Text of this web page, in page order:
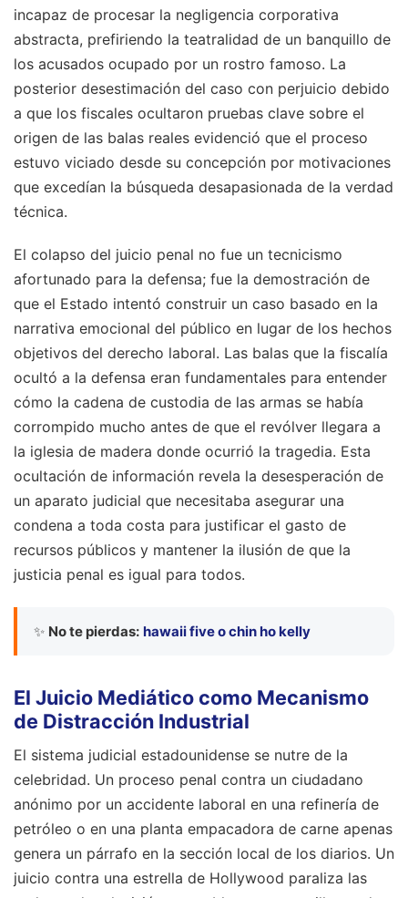
incapaz de procesar la negligencia corporativa
abstracta, prefiriendo la teatralidad de un banquillo de
los acusados ocupado por un rostro famoso. La
posterior desestimación del caso con perjuicio debido
a que los fiscales ocultaron pruebas clave sobre el
origen de las balas reales evidenció que el proceso
estuvo viciado desde su concepción por motivaciones
que excedían la búsqueda desapasionada de la verdad
técnica.
El colapso del juicio penal no fue un tecnicismo
afortunado para la defensa; fue la demostración de
que el Estado intentó construir un caso basado en la
narrativa emocional del público en lugar de los hechos
objetivos del derecho laboral. Las balas que la fiscalía
ocultó a la defensa eran fundamentales para entender
cómo la cadena de custodia de las armas se había
corrompido mucho antes de que el revólver llegara a
la iglesia de madera donde ocurrió la tragedia. Esta
ocultación de información revela la desesperación de
un aparato judicial que necesitaba asegurar una
condena a toda costa para justificar el gasto de
recursos públicos y mantener la ilusión de que la
justicia penal es igual para todos.
✨ No te pierdas: hawaii five o chin ho kelly
El Juicio Mediático como Mecanismo
de Distracción Industrial
El sistema judicial estadounidense se nutre de la
celebridad. Un proceso penal contra un ciudadano
anónimo por un accidente laboral en una refinería de
petróleo o en una planta empacadora de carne apenas
genera un párrafo en la sección local de los diarios. Un
juicio contra una estrella de Hollywood paraliza las